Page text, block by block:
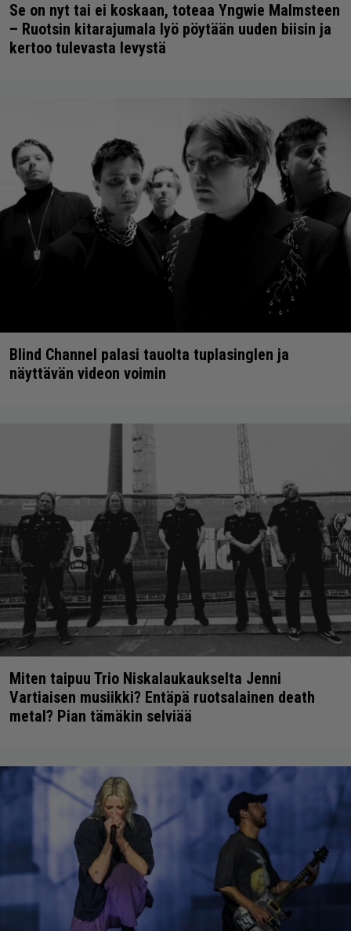
Se on nyt tai ei koskaan, toteaa Yngwie Malmsteen
– Ruotsin kitarajumala lyö pöytään uuden biisin ja
kertoo tulevasta levystä
Blind Channel palasi tauolta tuplasinglen ja
näyttävän videon voimin
Miten taipuu Trio Niskalaukaukselta Jenni
Vartiaisen musiikki? Entäpä ruotsalainen death
metal? Pian tämäkin selviää